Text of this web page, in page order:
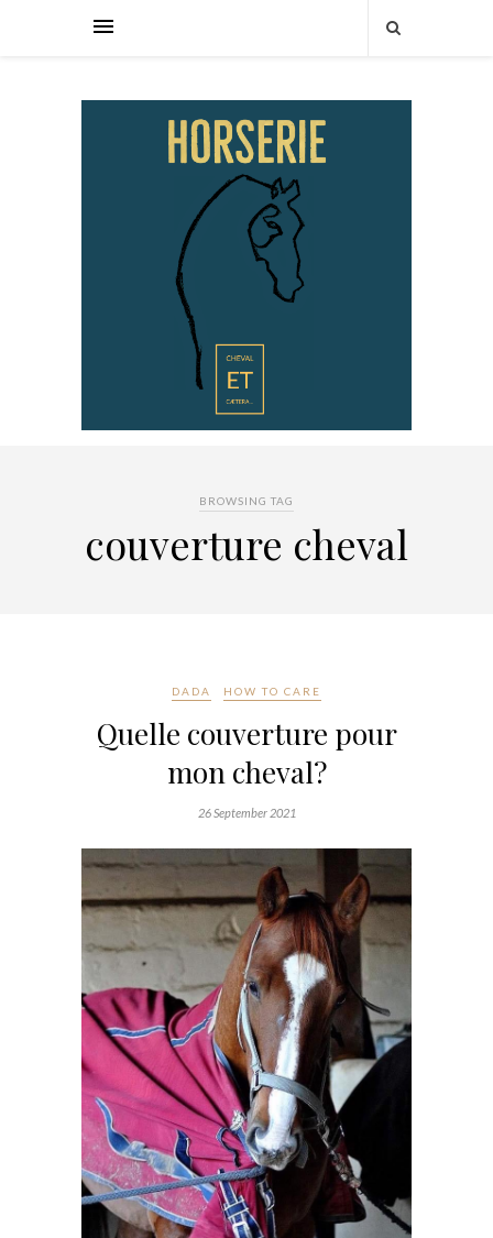
BROWSING TAG
couverture cheval
DADA HOW TO CARE
Quelle couverture pour
mon cheval?
26 September 2021